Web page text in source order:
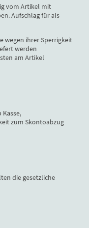
vom Artikel mit
Aufschlag für als
wegen ihrer Sperrigkeit
werden
am Artikel
zum Skontoabzug
die gesetzliche